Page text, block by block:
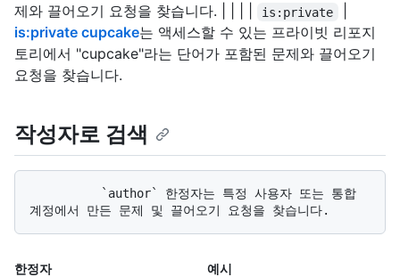
제와 끌어오기 요청을 찾습니다. | | | |
is:private
is:private cupcake는 액세스할 수 있는 프라이빗 리포지
토리에서 "cupcake"라는 단어가 포함된 문제와 끌어오기
요청을 찾습니다.
작성자로 검색
한정자 예시